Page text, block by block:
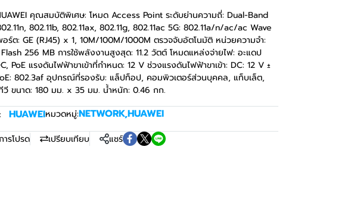
คุณสมบัติพิเศษ: โหมด Access Point ระดับย่านความถี่: Dual-Band
802.11b, 802.11ax, 802.11g, 802.11ac 5G: 802.11a/n/ac/ac Wave
ร์ต: GE (RJ45) x 1, 10M/100M/1000M ตรวจจับอัตโนมัติ หน่วยความจำ:
256 MB การใช้พลังงานสูงสุด: 11.2 วัตต์ โหมดแหล่งจ่ายไฟ: อะแดป
PoE แรงดันไฟฟ้าขาเข้าที่กำหนด: 12 V ช่วงแรงดันไฟฟ้าขาเข้า: DC: 12 V ±
802.3af อุปกรณ์ที่รองรับ: แล็ปท็อป, คอมพิวเตอร์ส่วนบุคคล, แท็บเล็ต,
วี ขนาด: 180 มม. x 35 มม. น้ำหนัก: 0.46 กก.
HUAWEIหมวดหมู่:NETWORK,HUAWEI
ารโปรด เปรียบเทียบ แชร์